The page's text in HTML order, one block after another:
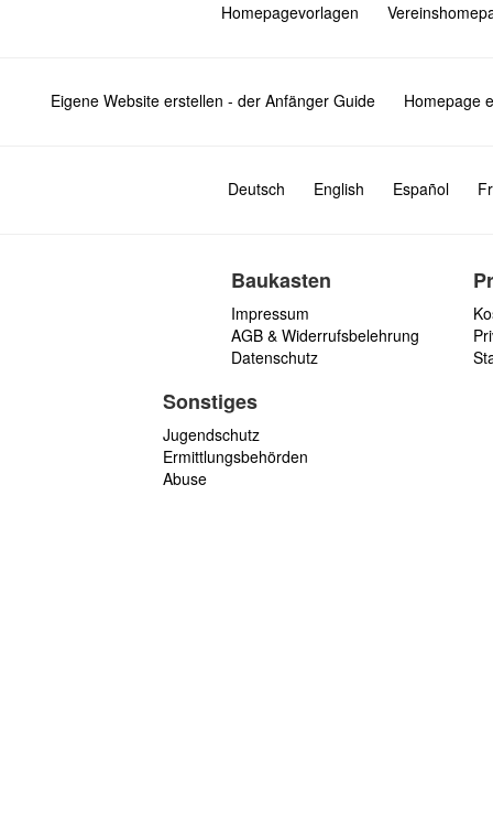
Homepagevorlagen
Eigene Website erstellen - der Anfänger Guide Homepage
Deutsch English Español
Baukasten
Impressum
AGB & Widerrufsbelehrung
Datenschutz
Sonstiges
Jugendschutz
Ermittlungsbehörden
Abuse